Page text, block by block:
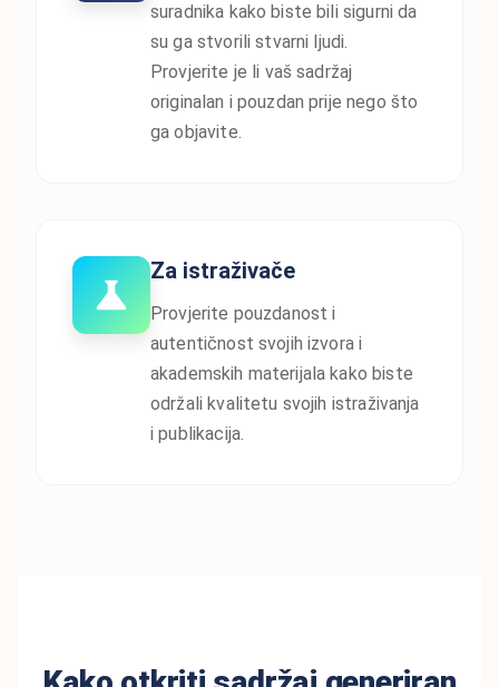
suradnika kako biste bili sigurni da
su ga stvorili stvarni ljudi.
Provjerite je li vaš sadržaj
originalan i pouzdan prije nego što
ga objavite.
Za istraživače
Provjerite pouzdanost i
autentičnost svojih izvora i
akademskih materijala kako biste
održali kvalitetu svojih istraživanja
i publikacija.